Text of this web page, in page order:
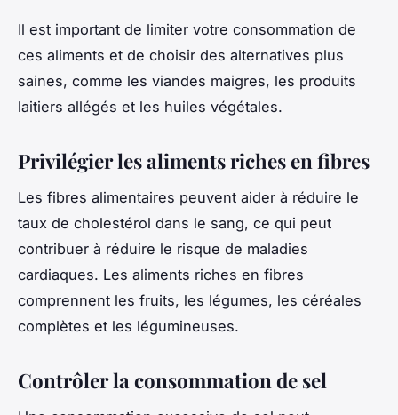
Il est important de limiter votre consommation de
ces aliments et de choisir des alternatives plus
saines, comme les viandes maigres, les produits
laitiers allégés et les huiles végétales.
Privilégier les aliments riches en fibres
Les fibres alimentaires peuvent aider à réduire le
taux de cholestérol dans le sang, ce qui peut
contribuer à réduire le risque de maladies
cardiaques. Les aliments riches en fibres
comprennent les fruits, les légumes, les céréales
complètes et les légumineuses.
Contrôler la consommation de sel